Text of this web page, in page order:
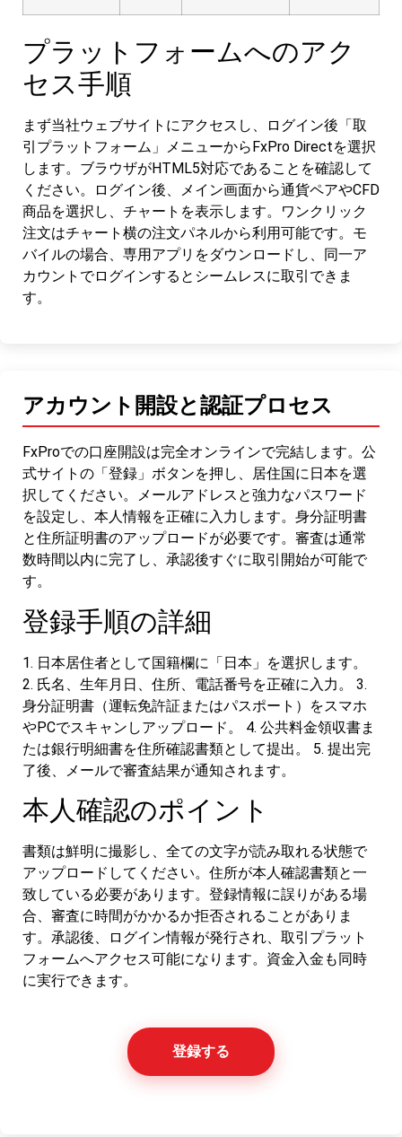
プラットフォームへのアク
セス手順
まず当社ウェブサイトにアクセスし、ログイン後「取
引プラットフォーム」メニューからFxPro Directを選択
します。ブラウザがHTML5対応であることを確認して
ください。ログイン後、メイン画面から通貨ペアやCFD
商品を選択し、チャートを表示します。ワンクリック
注文はチャート横の注文パネルから利用可能です。モ
バイルの場合、専用アプリをダウンロードし、同一ア
カウントでログインするとシームレスに取引できま
す。
アカウント開設と認証プロセス
FxProでの口座開設は完全オンラインで完結します。公
式サイトの「登録」ボタンを押し、居住国に日本を選
択してください。メールアドレスと強力なパスワード
を設定し、本人情報を正確に入力します。身分証明書
と住所証明書のアップロードが必要です。審査は通常
数時間以内に完了し、承認後すぐに取引開始が可能で
す。
登録手順の詳細
1. 日本居住者として国籍欄に「日本」を選択します。
2. 氏名、生年月日、住所、電話番号を正確に入力。 3.
身分証明書（運転免許証またはパスポート）をスマホ
やPCでスキャンしアップロード。 4. 公共料金領収書ま
たは銀行明細書を住所確認書類として提出。 5. 提出完
了後、メールで審査結果が通知されます。
本人確認のポイント
書類は鮮明に撮影し、全ての文字が読み取れる状態で
アップロードしてください。住所が本人確認書類と一
致している必要があります。登録情報に誤りがある場
合、審査に時間がかかるか拒否されることがありま
す。承認後、ログイン情報が発行され、取引プラット
フォームへアクセス可能になります。資金入金も同時
に実行できます。
登録する